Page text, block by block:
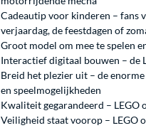
Cadeautip voor kinderen – fans
verjaardag, de feestdagen of
Groot model om mee te spelen
Interactief digitaal bouwen – de
Breid het plezier uit – de
en speelmogelijkheden
Kwaliteit gegarandeerd –
Veiligheid staat voorop – LEGO